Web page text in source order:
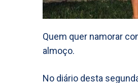
Quem quer namorar
almoço.
No diário desta